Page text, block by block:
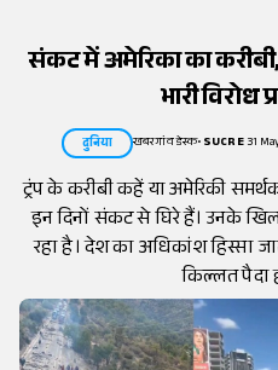
संकट में अमेरिका का करीबी,
भारी विरोध
दुनिया खबरगांव डेस्क•SUCRE31
ट्रंप के करीबी कहें या अमेरिकी समर्थक
इन दिनों संकट से घिरे हैं। उनके
रहा है। देश का अधिकांश हिस्सा
किल्लत पैदा